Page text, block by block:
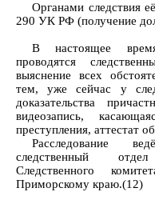
Органами следствия
290 УК РФ (получение
В настоящее время
проводятся
выяснение всех
тем, уже сейчас у
доказательства
видеозапись,
преступления, аттестат
Расследование
следственный
Следственного
Приморскому краю.(12)